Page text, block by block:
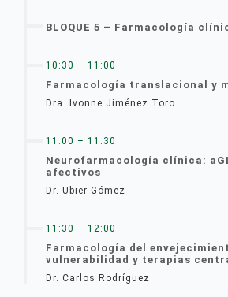
BLOQUE 5 – Farmacología
10:30 – 11:00
Farmacología translacional y
Dra. Ivonne Jiménez Toro
11:00 – 11:30
Neurofarmacología clínica:
afectivos
Dr. Ubier Gómez
11:30 – 12:00
Farmacología del
vulnerabilidad y terapias
Dr. Carlos Rodríguez